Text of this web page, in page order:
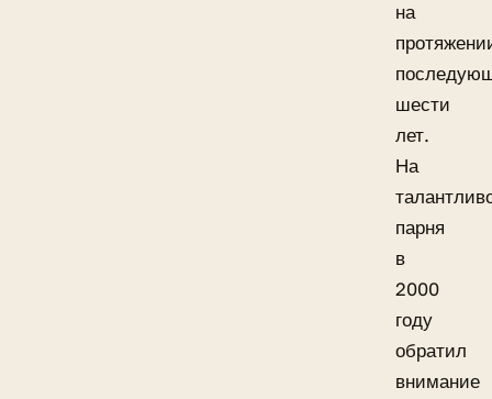
на
шести
лет.
На
парня
в
2000
году
обратил
внимание